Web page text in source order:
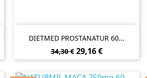
DIETMED PROSTANATUR 60...
Preço
normal
34,30 € Preço
29,16 €
 Vista rápida